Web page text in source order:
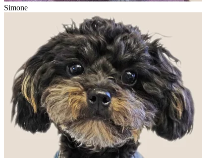
Simone